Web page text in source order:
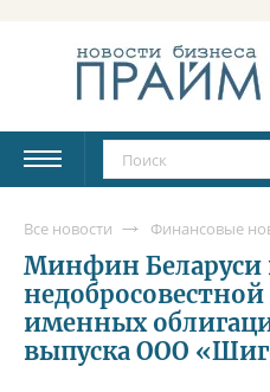
Все новости Финансовые
Минфин Беларуси
именных
выпуска ООО